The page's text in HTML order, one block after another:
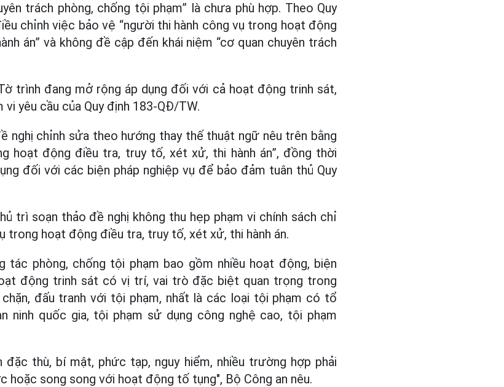
trách phòng, chống tội phạm” là chưa phù hợp. Theo Quy
chỉnh việc bảo vệ “người thi hành công vụ trong hoạt động
án” và không đề cập đến khái niệm “cơ quan chuyên trách
trình đang mở rộng áp dụng đối với cả hoạt động trinh sát,
vi yêu cầu của Quy định 183-QĐ/TW.
nghị chỉnh sửa theo hướng thay thế thuật ngữ nêu trên bằng
hoạt động điều tra, truy tố, xét xử, thi hành án”, đồng thời
đối với các biện pháp nghiệp vụ để bảo đảm tuân thủ Quy
trì soạn thảo đề nghị không thu hẹp phạm vi chính sách chỉ
trong hoạt động điều tra, truy tố, xét xử, thi hành án.
tác phòng, chống tội phạm bao gồm nhiều hoạt động, biện
động trinh sát có vị trí, vai trò đặc biệt quan trọng trong
chặn, đấu tranh với tội phạm, nhất là các loại tội phạm có tổ
ninh quốc gia, tội phạm sử dụng công nghệ cao, tội phạm
thù, bí mật, phức tạp, nguy hiểm, nhiều trường hợp phải
song song với hoạt động tố tụng", Bộ Công an nêu.